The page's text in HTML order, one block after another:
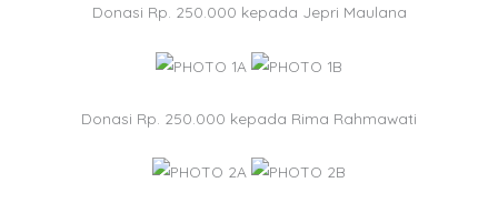
Donasi Rp. 250.000 kepada Jepri Maulana
Donasi Rp. 250.000 kepada Rima Rahmawati